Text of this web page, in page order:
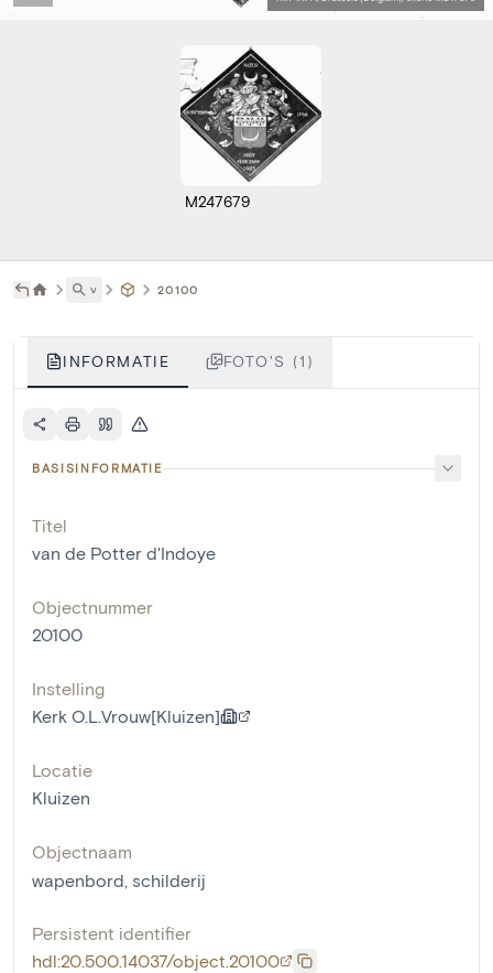
M247679
˅ 20100
INFORMATIE FOTO'S (1)
BASISINFORMATIE
Titel
van de Potter d'Indoye
Objectnummer
20100
Instelling
Kerk O.L.Vrouw[Kluizen]
Locatie
Kluizen
Objectnaam
wapenbord, schilderij
Persistent identifier
hdl:20.500.14037/object.20100